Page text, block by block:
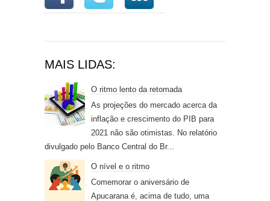
MAIS LIDAS:
O ritmo lento da retomada
As projeções do mercado acerca da
inflação e crescimento do PIB para
2021 não são otimistas. No relatório
divulgado pelo Banco Central do Br...
O nível e o ritmo
Comemorar o aniversário de
Apucarana é, acima de tudo, uma